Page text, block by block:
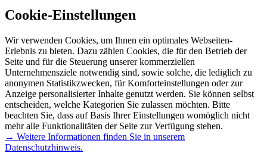
Cookie-Einstellungen
Wir verwenden Cookies, um Ihnen ein optimales Webseiten-
Erlebnis zu bieten. Dazu zählen Cookies, die für den Betrieb der
Seite und für die Steuerung unserer kommerziellen
Unternehmensziele notwendig sind, sowie solche, die lediglich zu
anonymen Statistikzwecken, für Komforteinstellungen oder zur
Anzeige personalisierter Inhalte genutzt werden. Sie können selbst
entscheiden, welche Kategorien Sie zulassen möchten. Bitte
beachten Sie, dass auf Basis Ihrer Einstellungen womöglich nicht
mehr alle Funktionalitäten der Seite zur Verfügung stehen.
→ Weitere Informationen finden Sie in unserem
Datenschutzhinweis.